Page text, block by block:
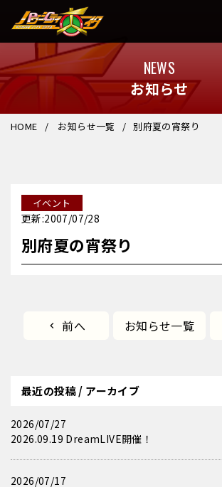
NEWS
お知らせ
HOME お知らせ一覧 別府夏の宵祭り
イベント
更新:2007/07/28
別府夏の宵祭り
前へ お知らせ一覧
最近の投稿 / アーカイブ
2026/07/27
2026.09.19 DreamLIVE開催！
2026/07/17